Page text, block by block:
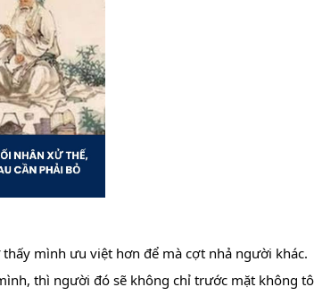
mình ưu việt hơn để mà cợt nhả người khác.
thì người đó sẽ không chỉ trước mặt không